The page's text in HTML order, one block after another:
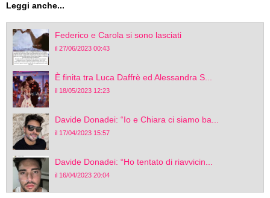
Leggi anche...
Federico e Carola si sono lasciati
il 27/06/2023 00:43
È finita tra Luca Daffrè ed Alessandra S...
il 18/05/2023 12:23
Davide Donadei: “Io e Chiara ci siamo ba...
il 17/04/2023 15:57
Davide Donadei: “Ho tentato di riavvicin...
il 16/04/2023 20:04